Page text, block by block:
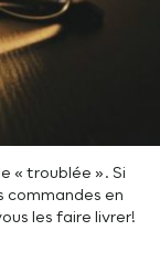
« troublée ». Si
commandes en
les faire livrer!